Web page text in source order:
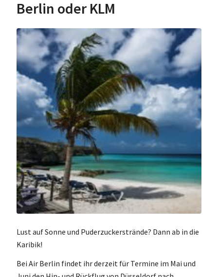
Berlin oder KLM
Lust auf Sonne und Puderzuckerstrände? Dann ab in die
Karibik!
Bei Air Berlin findet ihr derzeit für Termine im Mai und